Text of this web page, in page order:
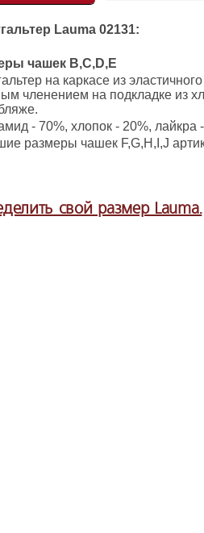
Lauma 02131:
чашек В,C,D,E
на каркасе из
членением на подкладке из
- 70%, хлопок - 20%,
размеры чашек F,G,H,I,J
свой размер Lauma.